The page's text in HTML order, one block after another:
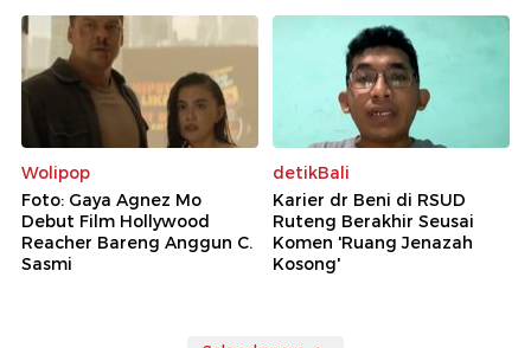
Wolipop
Foto: Gaya Agnez Mo
Debut Film Hollywood
Reacher Bareng Anggun C.
Sasmi
detikBali
Karier dr Beni di RSUD
Ruteng Berakhir Seusai
Komen 'Ruang Jenazah
Kosong'